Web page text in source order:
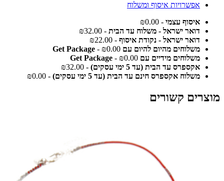
אפשרויות איסוף ומשלוח
איסוף עצמי - ₪0.00
דואר ישראל - משלוח עד הבית - ₪32.00
דואר ישראל - נקודת איסוף - ₪22.00
משלוחים מהיום להיום עם Get Package - ₪0.00
משלוחים מידיים עם Get Package - ₪0.00
אקספרס עד הבית (עד 5 ימי עסקים)
- ₪32.00
משלוח אקספרס חינם עד הבית (עד 5 ימי עסקים)
- ₪0.00
מוצרים קשורים